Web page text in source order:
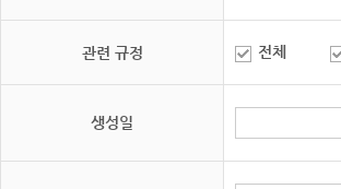
관련 규정 전체
생성일